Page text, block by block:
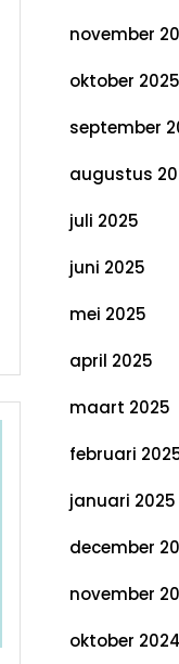
november
oktober 2025
september
augustus
juli 2025
juni 2025
mei 2025
april 2025
maart 2025
februari
januari 2025
december
november
oktober 2024